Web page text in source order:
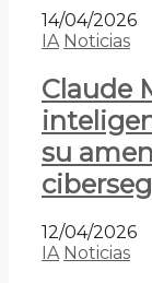
14/04/2026
IA Noticias
Claude
su
12/04/2026
IA Noticias